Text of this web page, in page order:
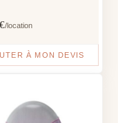
€/location
À MON DEVIS